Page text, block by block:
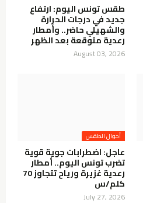
طقس تونس اليوم: ارتفاع
جديد في درجات الحرارة
والشهيلي حاضر.. وأمطار
رعدية متوقعة بعد الظهر
August 03, 2026
أحوال الطقس
عاجل: اضطرابات جوية قوية
تضرب تونس اليوم.. أمطار
رعدية غزيرة ورياح تتجاوز 70
كلم/س
July 27, 2026